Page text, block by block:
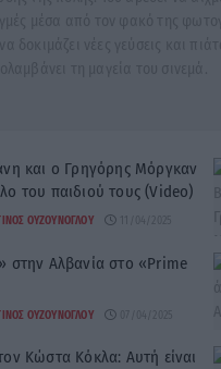
και ο Γρηγόρης Μόργκαν
του παιδιού τους (Video)
ΟΥΖΟΎΝΟΓΛΟΥ
Αλβανία στο «Prime
ΟΥΖΟΎΝΟΓΛΟΥ
Κώστα Κόκλα: Αυτή είναι